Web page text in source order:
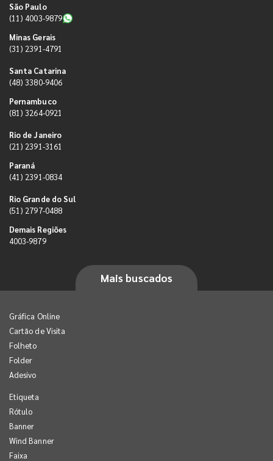
São Paulo
(11) 4003-9879
Minas Gerais
(31) 2391-4791
Santa Catarina
(48) 3380-9406
Pernambuco
(81) 3264-0921
Rio de Janeiro
(21) 2391-3161
Paraná
(41) 2391-0834
Rio Grande do Sul
(51) 2797-0488
Demais Regiões
4003-9879
Mais buscados
Gráfica Online
Cartão de Visita
Folheto
Folder
Adesivo
Etiqueta
Rótulo
Banner
Wind Banner
Faixa